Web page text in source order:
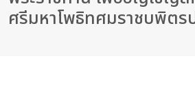
ศรีมหาโพธิทศมราชบพิตร